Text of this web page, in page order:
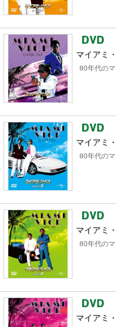
マイアミ
80年代のマ
マイアミ
80年代のマ
マイアミ
80年代のマ
マイアミ